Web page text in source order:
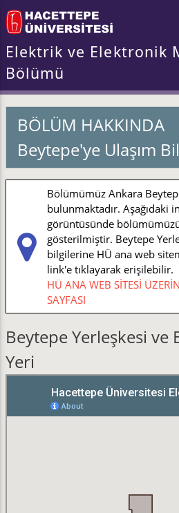
Elektrik ve Elektronik
Bölümü
BÖLÜM HAKKINDA
Beytepe'ye Ulaşım
Bölümümüz Ankara
bulunmaktadır. Aşağıdaki
görüntüsünde
gösterilmiştir. Beytepe
bilgilerine HÜ ana web
link'e tıklayarak erişilebilir.
HÜ ANA WEB SİTESİ
SAYFASI
Beytepe Yerleşkesi
Yeri